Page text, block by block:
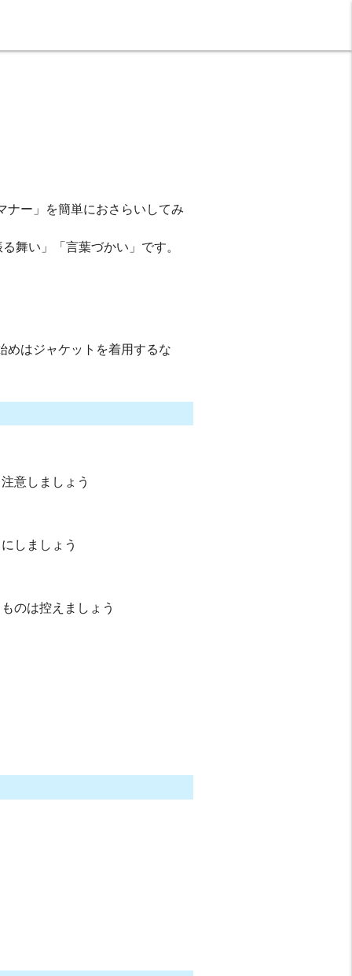
ナー」を簡単におさらいしてみ
舞い」「言葉づかい」です。
めはジャケットを着用するな
意しましょう
しましょう
のは控えましょう